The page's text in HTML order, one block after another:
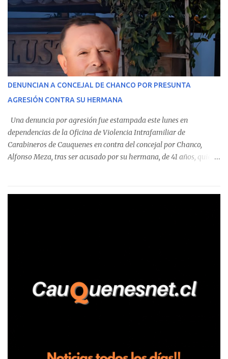
estableció que estos funcionarios —quienes administran o
custodian fondos públicos— efectuaron transacciones por un
monto total de $116.075.918 entre enero de 2024 y junio de 2025.
En el detalle regional, se indica que en la comuna de Cauquenes se
identificó a cuatro funcionarios involucrados en este tipo de
operaciones. Asimismo, se precisa que uno de los casos
corresponde a un funcionario de la Municipalidad de Chanco,
detectaron incumplimientos a la normativa vigente. El informe
precisa que la mayor cantidad de dinero apostado se registró en
Talca, donde...
DENUNCIAN A CONCEJAL DE CHANCO POR PRESUNTA
AGRESIÓN CONTRA SU HERMANA
Una denuncia por agresión fue estampada este lunes en
dependencias de la Oficina de Violencia Intrafamiliar de
Carabineros de Cauquenes en contra del concejal por Chanco,
Alfonso Meza, tras ser acusado por su hermana, de 41 años, quien
relató que los hechos ocurrieron cerca de las 11:30 horas en el
trabajadores, el edil descendió del vehículo y, en medio de la
confrontación, la habría tomado de los hombros, empujado al
suelo y agredido con golpes de pies y manos, mientr...